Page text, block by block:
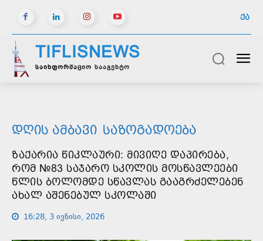
ᲥᲐ
TIFLISNEWS
საინფორმაციო სააგენტო
ᲓᲦᲘᲡ ᲐᲛᲑᲐᲕᲘ ᲡᲐᲖᲝᲒᲐᲓᲝᲔᲑᲐ
ᲖᲐᲥᲐᲠᲘᲐ ᲬᲘᲙᲚᲐᲣᲠᲘ: ᲛᲘᲕᲘᲦᲔ ᲓᲐᲞᲘᲠᲔᲑᲐ,
ᲠᲝᲛ №83 ᲡᲐᲯᲐᲠᲝ ᲡᲙᲝᲚᲘᲡ ᲛᲝᲡᲬᲐᲕᲚᲔᲔᲑᲘ
ᲬᲚᲘᲡ ᲑᲝᲚᲝᲛᲓᲔ ᲡᲬᲐᲕᲚᲐᲡ ᲒᲐᲐᲒᲠᲫᲔᲚᲔᲑᲔᲜ
ᲐᲮᲐᲚ ᲐᲨᲔᲜᲔᲑᲣᲚ ᲡᲙᲝᲚᲐᲨᲘ
16:28, 3 ივნისი, 2026